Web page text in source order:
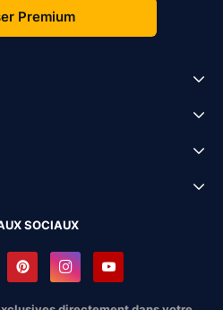
Premium
SOCIAUX